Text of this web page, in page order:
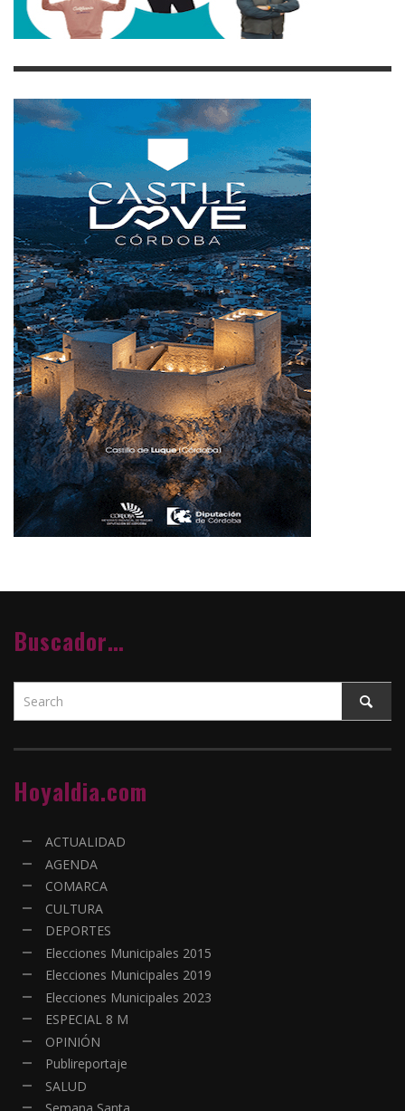
Buscador…
Hoyaldia.com
ACTUALIDAD
AGENDA
COMARCA
CULTURA
DEPORTES
Elecciones Municipales 2015
Elecciones Municipales 2019
Elecciones Municipales 2023
ESPECIAL 8 M
OPINIÓN
Publireportaje
SALUD